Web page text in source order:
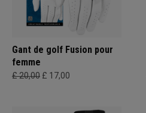
Gant de golf Fusion pour
femme
£ 20,00 £ 17,00